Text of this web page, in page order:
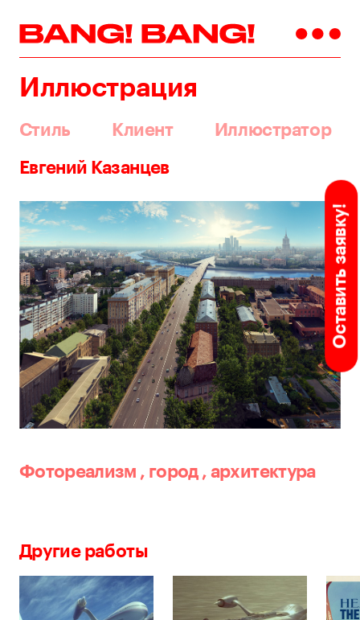
Иллюстрация
Стиль Клиент Иллюстратор
Оставить заявку!
Евгений Казанцев
Фотореализм , город , архитектура
Другие работы